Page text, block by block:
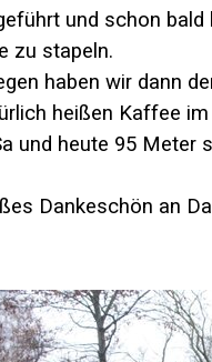
und schon
zu stapeln.
haben wir dann
heißen Kaffee
und heute 95
Dankeschön an